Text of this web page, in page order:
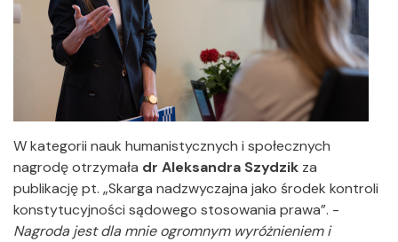
W kategorii nauk humanistycznych i społecznych
nagrodę otrzymała dr Aleksandra Szydzik za
publikację pt. „Skarga nadzwyczajna jako środek kontroli
konstytucyjności sądowego stosowania prawa”. -
Nagroda jest dla mnie ogromnym wyróżnieniem i